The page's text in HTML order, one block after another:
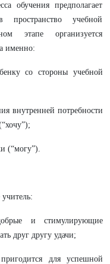
обучения предполагает
пространство учебной
этапе организуется
именно:
со стороны учебной
внутренней потребности
(“могу”).
и стимулирующие
друг другу удачи;
для успешной